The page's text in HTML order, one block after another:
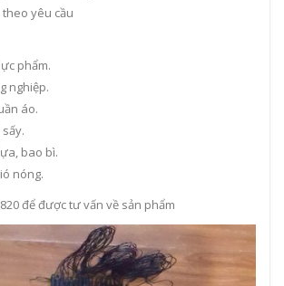
theo yêu cầu
phẩm.
nghiệp.
áo.
bao bì.
nóng.
để được tư vấn về sản phẩm